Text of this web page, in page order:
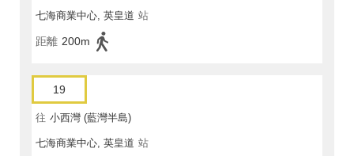
七海商業中心, 英皇道 站
距離 200m
19
往 小西灣 (藍灣半島)
七海商業中心, 英皇道 站